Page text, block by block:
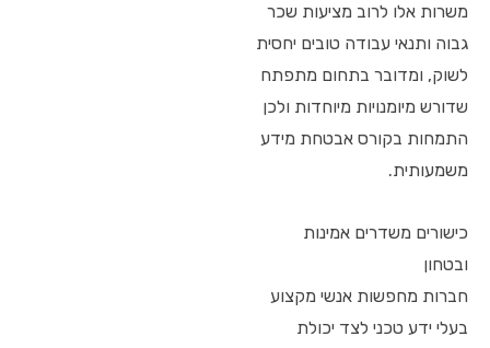
משרות אלו לרוב מציעות שכר
גבוה ותנאי עבודה טובים יחסית
לשוק, ומדובר בתחום מתפתח
שדורש מיומנויות מיוחדות ולכן
התמחות בקורס אבטחת מידע
משמעותית.
כישורים משדרים אמינות
ובטחון
חברות מחפשות אנשי מקצוע
בעלי ידע טכני לצד יכולת